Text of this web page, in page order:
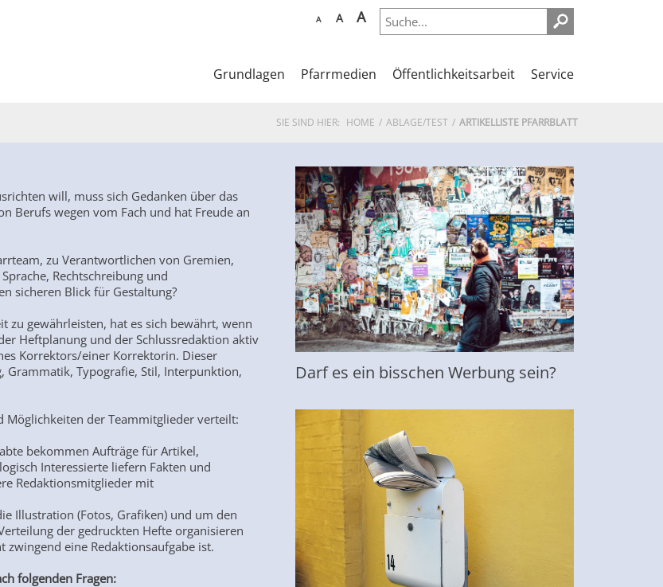
A A A
Grundlagen Pfarrmedien Öffentlichkeitsarbeit Service
SIE SIND HIER: HOME ABLAGE/TEST ARTIKELLISTE PFARRBLATT
will, muss sich Gedanken über das
Berufs wegen vom Fach und hat Freude an
zu Verantwortlichen von Gremien,
Rechtschreibung und
sicheren Blick für Gestaltung?
zu gewährleisten, hat es sich bewährt, wenn
Heftplanung und der Schlussredaktion aktiv
Korrektors/einer Korrektorin. Dieser
Grammatik, Typografie, Stil, Interpunktion,
Möglichkeiten der Teammitglieder verteilt:
bekommen Aufträge für Artikel,
Interessierte liefern Fakten und
Redaktionsmitglieder mit
Illustration (Fotos, Grafiken) und um den
der gedruckten Hefte organisieren
eine Redaktionsaufgabe ist.
folgenden Fragen:
Darf es ein bisschen Werbung sein?